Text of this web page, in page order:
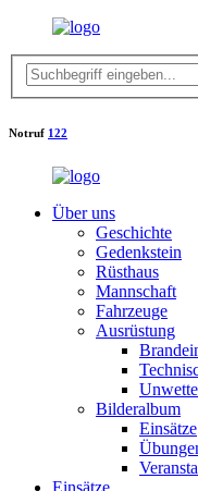
Notruf 122
Über uns
Geschichte
Gedenkstein
Rüsthaus
Mannschaft
Fahrzeuge
Ausrüstung
Bilderalbum
Einsätze
Einsätze